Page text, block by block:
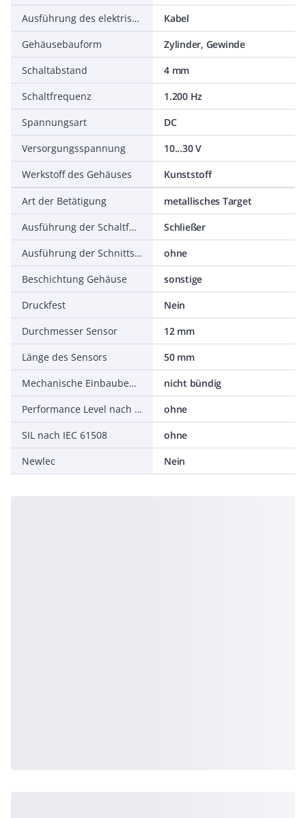
Ausführung des elektrischen Anschlusses
Kabel
Gehäusebauform
Zylinder, Gewinde
Schaltabstand
4 mm
Schaltfrequenz
1.200 Hz
Spannungsart
DC
Versorgungsspannung
10...30 V
Werkstoff des Gehäuses
Kunststoff
Art der Betätigung
metallisches Target
Ausführung der Schaltfunktion
Schließer
Ausführung der Schnittstelle
ohne
Beschichtung Gehäuse
sonstige
Druckfest
Nein
Durchmesser Sensor
12 mm
Länge des Sensors
50 mm
Mechanische Einbaubedingung für Sensor
nicht bündig
Performance Level nach EN ISO 13849-1
ohne
SIL nach IEC 61508
ohne
Newlec
Nein